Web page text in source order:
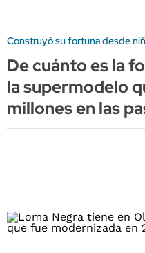
Construyó su fortuna desde
De cuánto es la
la supermodelo
millones en las